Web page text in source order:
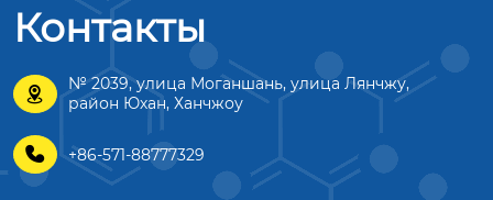
Контакты

№ 2039, улица Моганшань, улица Лянчжу,
район Юхан, Ханчжоу
 +86-571-88777329